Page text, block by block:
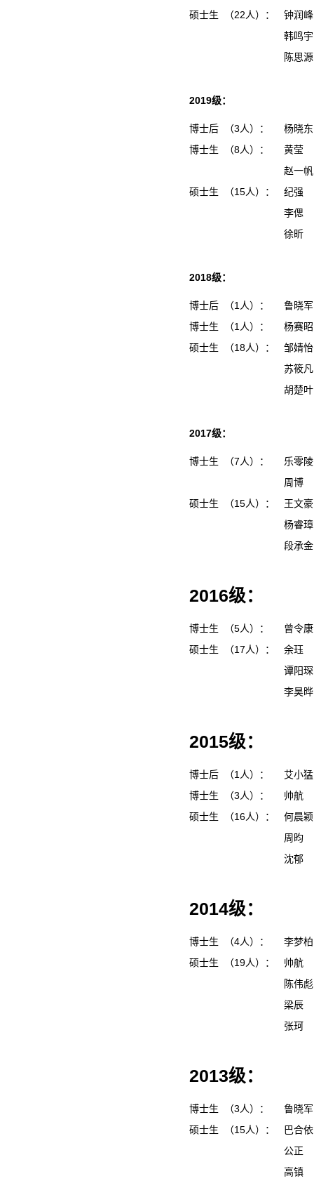
硕士生 （22人）：
钟润
韩鸣
陈思
2019级：
博士后 （3人）：
杨晓
博士生 （8人）：
黄莹
赵一
硕士生 （15人）：
纪强
李偲
徐昕
2018级：
博士后 （1人）：
鲁晓军
博士生 （1人）：
杨赛昭
硕士生 （18人）：
邹婧
苏筱
胡楚
2017级：
博士生 （7人）：
乐零陵
周博
硕士生 （15人）：
王文
杨睿
段承
2016级：
博士生 （5人）：
曾令
硕士生 （17人）：
余珏
谭阳
李昊
2015级：
博士后 （1人）：
艾小
博士生 （3人）：
帅航
硕士生 （16人）：
何晨
周昀
沈郁
2014级：
博士生 （4人）：
李梦
硕士生 （19人）：
帅航
陈伟
梁辰
张珂
2013级：
博士生 （3人）：
鲁晓
硕士生 （15人）：
巴合
公正
高镇